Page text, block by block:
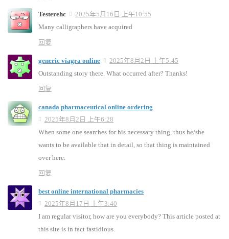
Testerehc
2025年5月16日 上午10:55
Many calligraphers have acquired
回复
generic viagra online
2025年8月2日 上午5:45
Outstanding story there. What occurred after? Thanks!
回复
canada pharmaceutical online ordering
2025年8月2日 上午6:28
When some one searches for his necessary thing, thus he/she
wants to be available that in detail, so that thing is maintained
over here.
回复
best online international pharmacies
2025年8月17日 上午3:40
I am regular visitor, how are you everybody? This article posted at
this site is in fact fastidious.